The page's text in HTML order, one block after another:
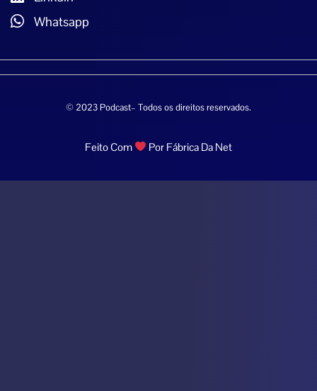
Whatsapp
© 2023 Podcast– Todos os direitos reservados.
Feito Com Por Fábrica Da Net